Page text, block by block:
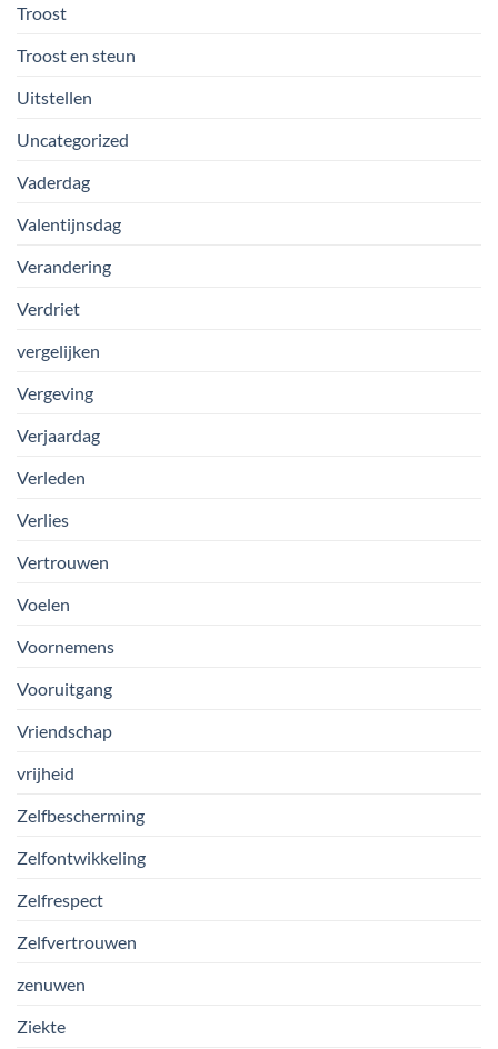
Troost
Troost en steun
Uitstellen
Uncategorized
Vaderdag
Valentijnsdag
Verandering
Verdriet
vergelijken
Vergeving
Verjaardag
Verleden
Verlies
Vertrouwen
Voelen
Voornemens
Vooruitgang
Vriendschap
vrijheid
Zelfbescherming
Zelfontwikkeling
Zelfrespect
Zelfvertrouwen
zenuwen
Ziekte